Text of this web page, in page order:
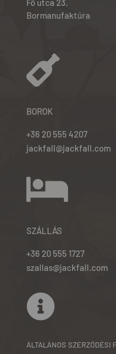
Fő utca 23.
Bormanufaktúra

BOROK
+36 20 555 4207
jackfall@jackfall.com

SZÁLLÁS
+36 20 555 1727
szallas@jackfall.com

ÁLTALÁNOS SZERZŐDÉSI